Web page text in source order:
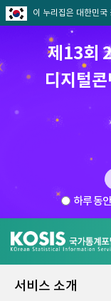
이 누리집은 대한민국
제13회
디지털
하루 동
서비스 소개